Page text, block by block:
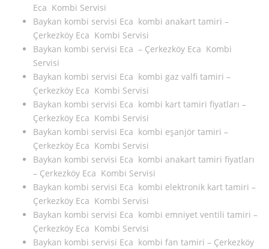
Eca Kombi Servisi
Baykan kombi servisi Eca kombi anakart tamiri –
Çerkezköy Eca Kombi Servisi
Baykan kombi servisi Eca – Çerkezköy Eca Kombi
Servisi
Baykan kombi servisi Eca kombi gaz valfi tamiri –
Çerkezköy Eca Kombi Servisi
Baykan kombi servisi Eca kombi kart tamiri fiyatları –
Çerkezköy Eca Kombi Servisi
Baykan kombi servisi Eca kombi eşanjör tamiri –
Çerkezköy Eca Kombi Servisi
Baykan kombi servisi Eca kombi anakart tamiri fiyatları
– Çerkezköy Eca Kombi Servisi
Baykan kombi servisi Eca kombi elektronik kart tamiri –
Çerkezköy Eca Kombi Servisi
Baykan kombi servisi Eca kombi emniyet ventili tamiri –
Çerkezköy Eca Kombi Servisi
Baykan kombi servisi Eca kombi fan tamiri – Çerkezköy